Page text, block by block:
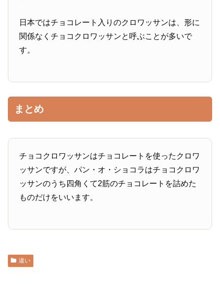
日本ではチョコレート入りのクロワッサンは、形に
関係なくチョコクロワッサンと呼ぶことが多いで
す。
まとめ
チョコクロワッサンはチョコレートを使ったクロワ
ッサンですが、パン・オ・ショコラはチョコクロワ
ッサンのうち四角くて2筋のチョコレートを詰めた
ものだけをいいます。
違い